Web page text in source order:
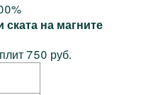
на магните
750 руб.